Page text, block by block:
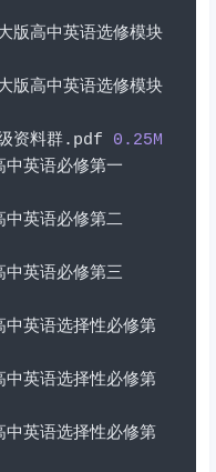
版高中英语选修模块
版高中英语选修模块
资料群. pdf 0.25M
中英语必修第一
中英语必修第二
中英语必修第三
中英语选择性必修第
中英语选择性必修第
中英语选择性必修第